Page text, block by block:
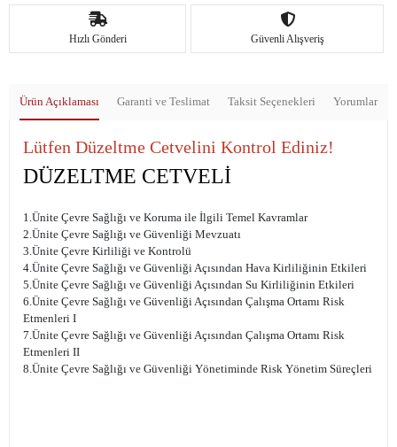
Hızlı Gönderi Güvenli Alışveriş
Ürün Açıklaması Garanti ve Teslimat Taksit Seçenekleri Yorumlar
Lütfen Düzeltme Cetvelini Kontrol Ediniz!
DÜZELTME CETVELİ
1.Ünite Çevre Sağlığı ve Koruma ile İlgili Temel Kavramlar
2.Ünite Çevre Sağlığı ve Güvenliği Mevzuatı
3.Ünite Çevre Kirliliği ve Kontrolü
4.Ünite Çevre Sağlığı ve Güvenliği Açısından Hava Kirliliğinin Etkileri
5.Ünite Çevre Sağlığı ve Güvenliği Açısından Su Kirliliğinin Etkileri
6.Ünite Çevre Sağlığı ve Güvenliği Açısından Çalışma Ortamı Risk
Etmenleri I
7.Ünite Çevre Sağlığı ve Güvenliği Açısından Çalışma Ortamı Risk
Etmenleri II
8.Ünite Çevre Sağlığı ve Güvenliği Yönetiminde Risk Yönetim Süreçleri